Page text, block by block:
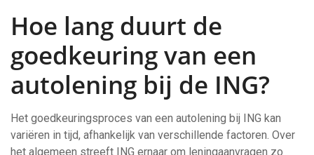
Hoe lang duurt de
goedkeuring van een
autolening bij de ING?
Het goedkeuringsproces van een autolening bij ING kan
variëren in tijd, afhankelijk van verschillende factoren. Over
het algemeen streeft ING ernaar om leningaanvragen zo